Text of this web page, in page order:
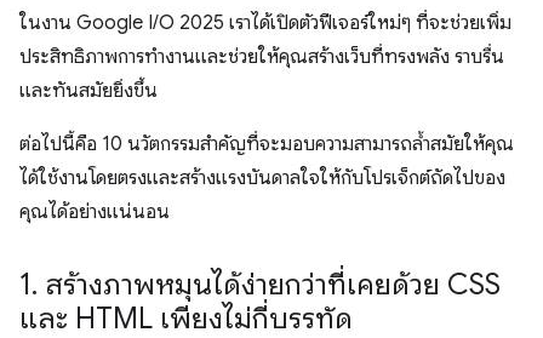
ในงาน Google I/O 2025 เราได้เปิดตัวฟีเจอร์ใหม่ๆ ที่จะช่วยเพิ่ม
ประสิทธิภาพการทำงานและช่วยให้คุณสร้างเว็บที่ทรงพลัง ราบรื่น
และทันสมัยยิ่งขึ้น
ต่อไปนี้คือ 10 นวัตกรรมสำคัญที่จะมอบความสามารถล้ำสมัยให้คุณ
ได้ใช้งานโดยตรงและสร้างแรงบันดาลใจให้กับโปรเจ็กต์ถัดไปของ
คุณได้อย่างแน่นอน
1. สร้างภาพหมุนได้ง่ายกว่าที่เคยด้วย CSS
และ HTML เพียงไม่กี่บรรทัด